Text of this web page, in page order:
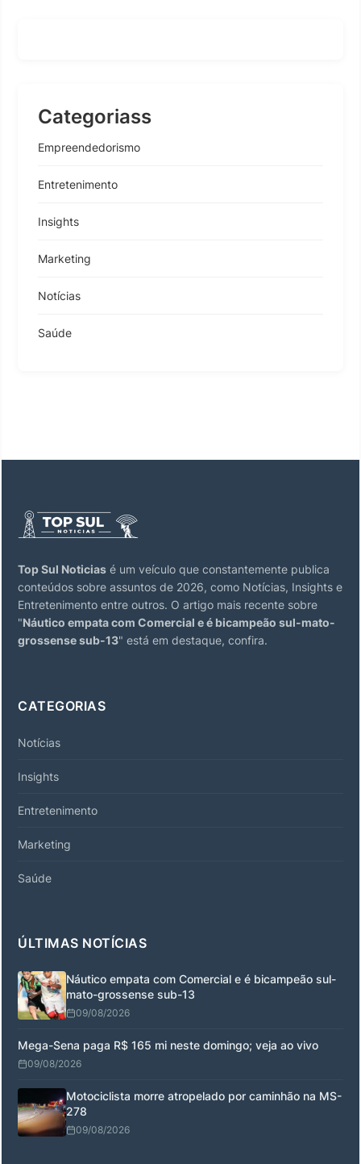
Categoriass
Empreendedorismo
Entretenimento
Insights
Marketing
Notícias
Saúde
Top Sul Noticias é um veículo que constantemente publica
conteúdos sobre assuntos de 2026, como Notícias, Insights e
Entretenimento entre outros. O artigo mais recente sobre
"Náutico empata com Comercial e é bicampeão sul-mato-
grossense sub-13" está em destaque, confira.
CATEGORIAS
Notícias
Insights
Entretenimento
Marketing
Saúde
ÚLTIMAS NOTÍCIAS
Náutico empata com Comercial e é bicampeão sul-
mato-grossense sub-13
09/08/2026
Mega-Sena paga R$ 165 mi neste domingo; veja ao vivo
09/08/2026
Motociclista morre atropelado por caminhão na MS-
278
09/08/2026